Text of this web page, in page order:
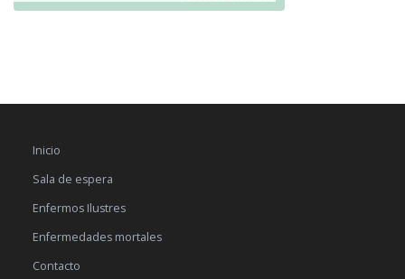
Inicio
Sala de espera
Enfermos Ilustres
Enfermedades mortales
Contacto